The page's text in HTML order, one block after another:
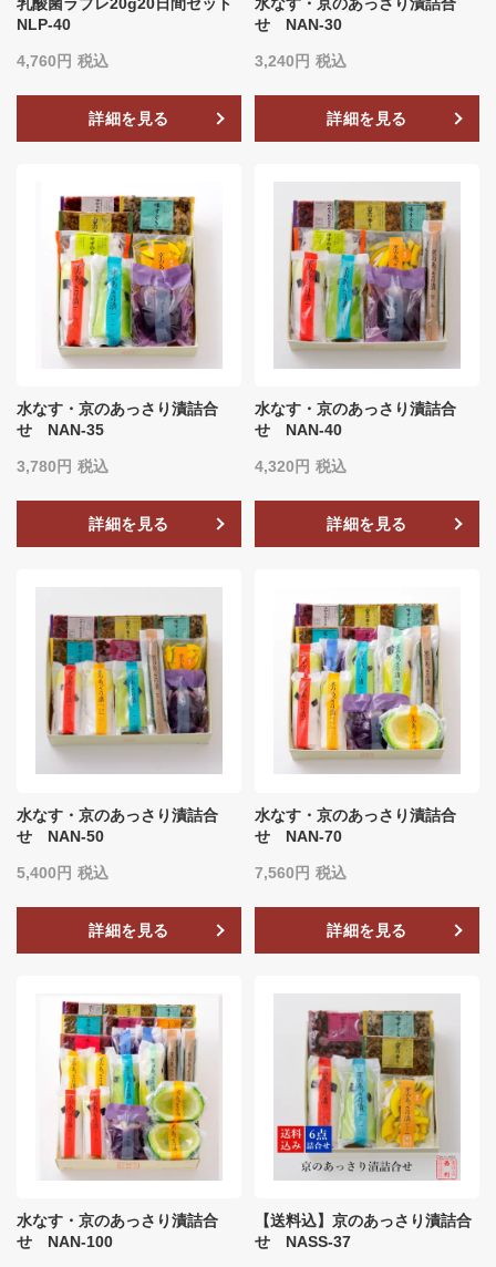
乳酸菌ラブレ20g20日間セット
NLP-40
4,760 税込
詳細を見る
水なす・京のあっさり漬詰合
せ NAN-30
3,240 税込
詳細を見る
水なす・京のあっさり漬詰合
せ NAN-35
3,780 税込
詳細を見る
水なす・京のあっさり漬詰合
せ NAN-40
4,320 税込
詳細を見る
水なす・京のあっさり漬詰合
せ NAN-50
5,400 税込
詳細を見る
水なす・京のあっさり漬詰合
せ NAN-70
7,560 税込
詳細を見る
水なす・京のあっさり漬詰合
せ NAN-100
【送料込】京のあっさり漬詰合
せ NASS-37